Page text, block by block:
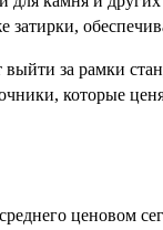
затирки,
выйти за рамки
которые
ценовом